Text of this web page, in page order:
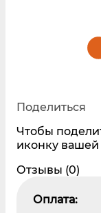
Поделиться
Чтобы
иконку вашей
Отзывы (0)
Оплата: